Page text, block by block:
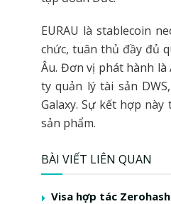
EURAU là stablecoin
chức, tuân thủ đầy đủ
Âu. Đơn vị phát hành
ty quản lý tài sản
Galaxy. Sự kết hợp
sản phẩm.
BÀI VIẾT LIÊN QUAN
Visa hợp tác